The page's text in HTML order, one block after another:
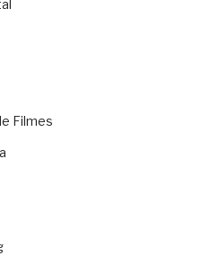
Filmes